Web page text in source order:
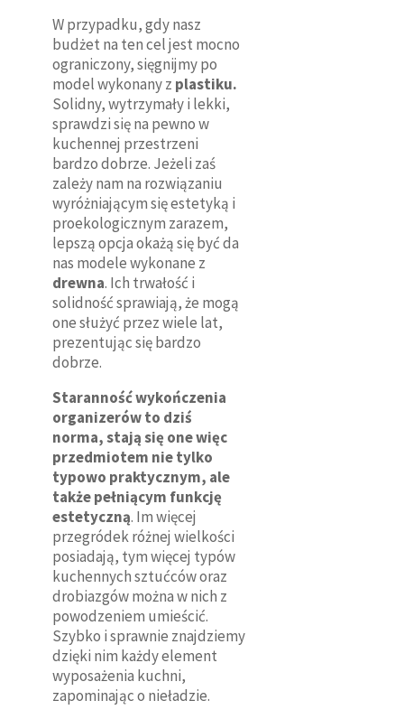
W przypadku, gdy nasz
budżet na ten cel jest mocno
ograniczony, sięgnijmy po
model wykonany z plastiku.
Solidny, wytrzymały i lekki,
sprawdzi się na pewno w
kuchennej przestrzeni
bardzo dobrze. Jeżeli zaś
zależy nam na rozwiązaniu
wyróżniającym się estetyką i
proekologicznym zarazem,
lepszą opcja okażą się być da
nas modele wykonane z
drewna. Ich trwałość i
solidność sprawiają, że mogą
one służyć przez wiele lat,
prezentując się bardzo
dobrze.
Staranność wykończenia
organizerów to dziś
norma, stają się one więc
przedmiotem nie tylko
typowo praktycznym, ale
także pełniącym funkcję
estetyczną. Im więcej
przegródek różnej wielkości
posiadają, tym więcej typów
kuchennych sztućców oraz
drobiazgów można w nich z
powodzeniem umieścić.
Szybko i sprawnie znajdziemy
dzięki nim każdy element
wyposażenia kuchni,
zapominając o nieładzie.